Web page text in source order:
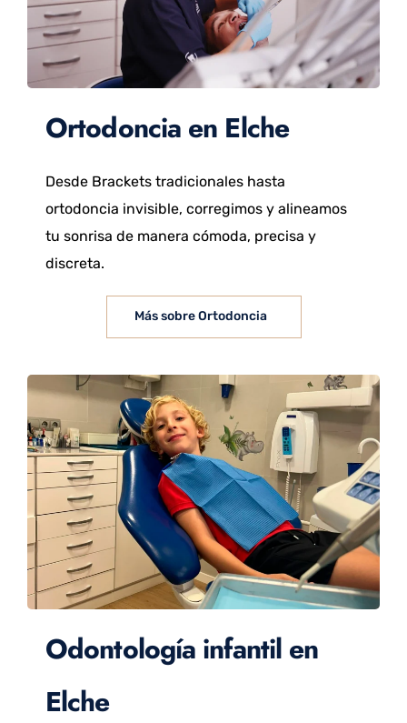
Ortodoncia en Elche
Desde Brackets tradicionales hasta
ortodoncia invisible, corregimos y alineamos
tu sonrisa de manera cómoda, precisa y
discreta.
Más sobre Ortodoncia
Odontología infantil en
Elche